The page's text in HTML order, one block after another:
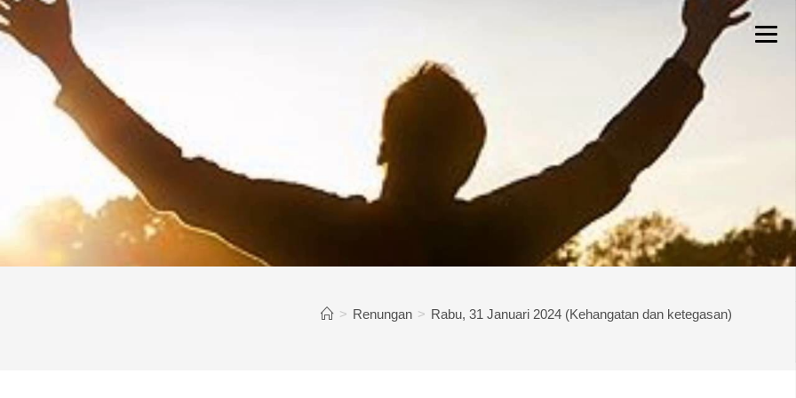
> Renungan > Rabu, 31 Januari 2024 (Kehangatan dan ketegasan)